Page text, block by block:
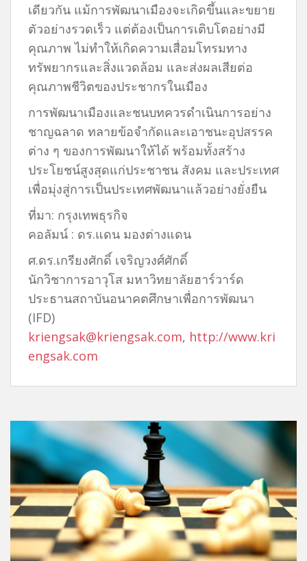
เดียวกัน แม้การพัฒนาเมืองจะเกิดขึ้นและขยาย
ตัวอย่างรวดเร็ว แต่ต้องเป็นการเติบโตอย่างมี
คุณภาพ ไม่ทำให้เกิดความเสื่อมโทรมทาง
ทรัพยากรและสิ่งแวดล้อม และส่งผลเสียต่อ
คุณภาพชีวิตของประชากรในเมือง
การพัฒนาเมืองและชนบทควรดำเนินการอย่าง
ชาญฉลาด ทลายข้อจำกัดและเอาชนะอุปสรรค
ต่าง ๆ ของการพัฒนาให้ได้ พร้อมทั้งสร้าง
ประโยชน์สูงสุดแก่ประชาชน สังคม และประเทศ
เพื่อมุ่งสู่การเป็นประเทศพัฒนาแล้วอย่างยั่งยืน
ที่มา: กรุงเทพธุรกิจ
คอลัมน์ : ดร.แดน มองต่างแดน
ศ.ดร.เกรียงศักดิ์ เจริญวงศ์ศักดิ์
นักวิชาการอาวุโส มหาวิทยาลัยฮาร์วาร์ด
ประธานสถาบันอนาคตศึกษาเพื่อการพัฒนา
(IFD)
kriengsak@kriengsak.com, http://www.kri
engsak.com